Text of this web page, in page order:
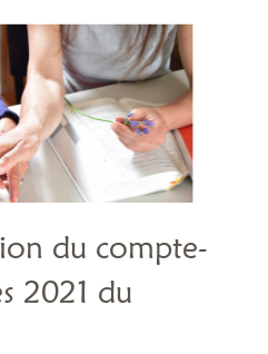
du compte-
2021 du